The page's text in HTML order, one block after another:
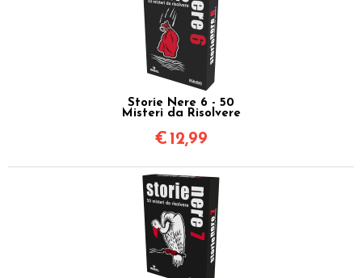
Storie Nere 6 - 50
Misteri da Risolvere
€ 12,99